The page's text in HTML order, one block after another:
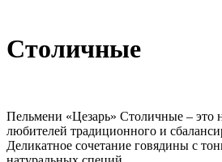
Столичные
Пельмени «Цезарь» Столичные – это
любителей традиционного и
Деликатное сочетание говядины с